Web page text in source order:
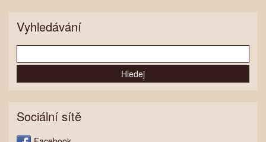
Vyhledávání
Sociální sítě